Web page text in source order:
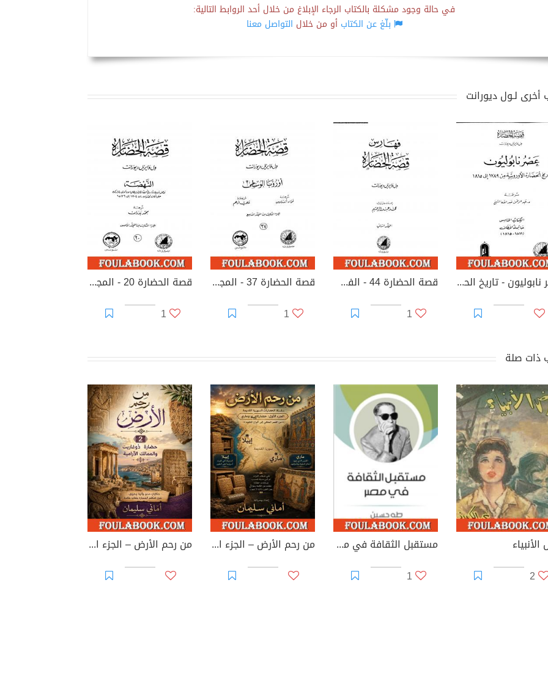
في حالة وجود مشكلة بالكتاب الرجاء الإبلاغ من خلال أحد الروابط التالية:
بلّغ عن الكتابأو من خلال التواصل معنا
أخرى لـول ديورانت
عصر نابوليون - تاريخ الحضارة الأوروبية من 1789 إلى 1815 - الجزء الخامس
قصة الحضارة 44 - الفهارس - ج2
1
قصة الحضارة 37 - المجلد التاسع - ج3: أوروبا الوسطى
1
قصة الحضارة 20 - المجلد الخامس - ج3: النهضة
1
ذات صلة
2
مستقبل الثقافة في مصر
1
من رحم الأرض – الجزء الأول: إيبلا وماري من رحم الأرض – الجزء الثاني: حضارة أوغاريت والممالك الآرامية